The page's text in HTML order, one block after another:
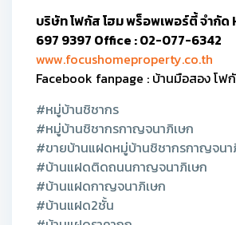
บริษัท โฟกัส โฮม พร็อพเพอร์ตี้ จำกัด
697 9397 Office : 02-077-6342
www.focushomeproperty.co.th
Facebook fanpage : บ้านมือสอง โฟ
#หมู่บ้านชิชากร
#หมู่บ้านชิชากรกาญจนาภิเษก
#ขายบ้านแฝดหมู่บ้านชิชากรกาญจนา
#บ้านแฝดติดถนนกาญจนาภิเษก
#บ้านแฝดกาญจนาภิเษก
#บ้านแฝด2ชั้น